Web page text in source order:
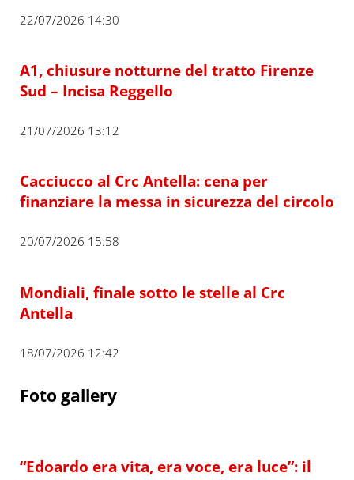
22/07/2026 14:30
A1, chiusure notturne del tratto Firenze
Sud – Incisa Reggello
21/07/2026 13:12
Cacciucco al Crc Antella: cena per
finanziare la messa in sicurezza del circolo
20/07/2026 15:58
Mondiali, finale sotto le stelle al Crc
Antella
18/07/2026 12:42
Foto gallery
“Edoardo era vita, era voce, era luce”: il